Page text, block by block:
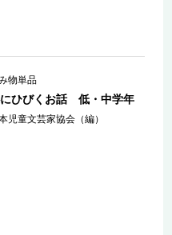
物単品
ひびくお話 低・中学年
児童文芸家協会（編）